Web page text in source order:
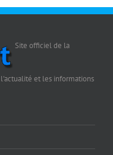
Site officiel de la
et les informations